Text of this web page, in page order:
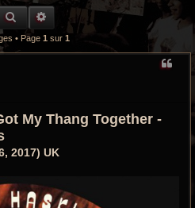
r
RECHERCHE GROOVY
RECHERCHE AVANCÉE
• Page 1 sur 1
My Thang Together -
2017) UK